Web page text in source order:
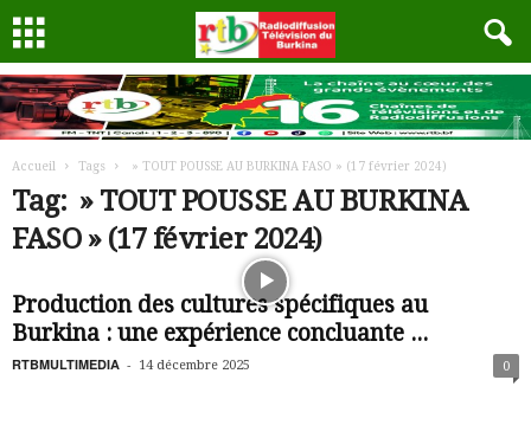
Accueil Tags » TOUT POUSSE AU BURKINA FASO » (17 février 2024)
Tag: » TOUT POUSSE AU BURKINA
FASO » (17 février 2024)
Production des cultures spécifiques au
Burkina : une expérience concluante ...
RTBMULTIMEDIA - 14 décembre 2025 0